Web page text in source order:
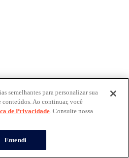
semelhantes para personalizar sua
Ao continuar, você
de Privacidade. Consulte nossa
Entendi